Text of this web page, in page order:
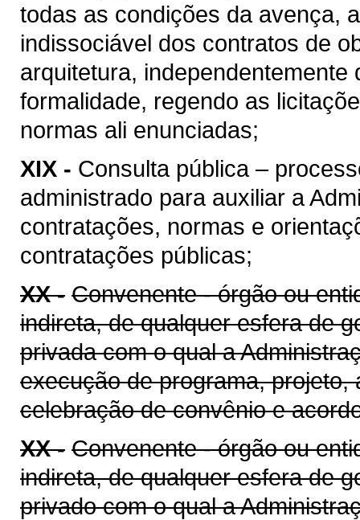
todas as condições da avença,
indissociável dos contratos de
arquitetura,
formalidade, regendo as
normas ali enunciadas;
XIX - Consulta pública –
administrado para auxiliar a
contratações, normas e
contratações públicas;
XX - Convenente - órgão ou
indireta, de qualquer esfera de
privada com o qual a
execução de programa,
celebração de convênio e
XX - Convenente - órgão ou
indireta, de qualquer esfera de
privado com o qual a